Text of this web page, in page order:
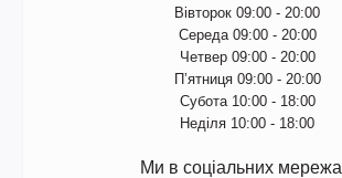
Вівторок 09:00 - 20:00
Середа 09:00 - 20:00
Четвер 09:00 - 20:00
П’ятниця 09:00 - 20:00
Субота 10:00 - 18:00
Неділя 10:00 - 18:00
Ми в соціальних